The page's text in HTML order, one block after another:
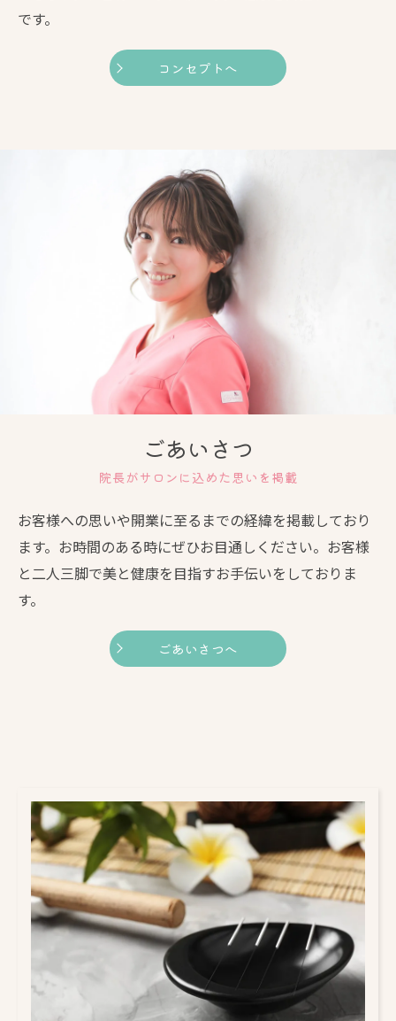
です。
コンセプトへ
ごあいさつ
院長がサロンに込めた思いを掲載
お客様への思いや開業に至るまでの経緯を掲載しており
ます。お時間のある時にぜひお目通しください。お客様
と二人三脚で美と健康を目指すお手伝いをしておりま
す。
ごあいさつへ